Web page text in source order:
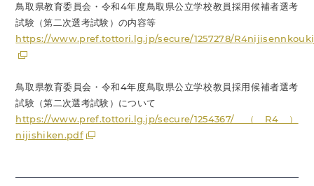
鳥取県教育委員会・令和4年度鳥取県公立学校教員採用候補者選考
試験（第二次選考試験）の内容等
https://www.pref.tottori.lg.jp/secure/1257278/
鳥取県教育委員会・令和4年度鳥取県公立学校教員採用候補者選考
試験（第二次選考試験）について
https://www.pref.tottori.lg.jp/secure/1254367/（R4）
nijishiken.pdf